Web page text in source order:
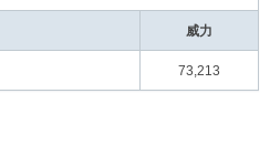
威力
73,213